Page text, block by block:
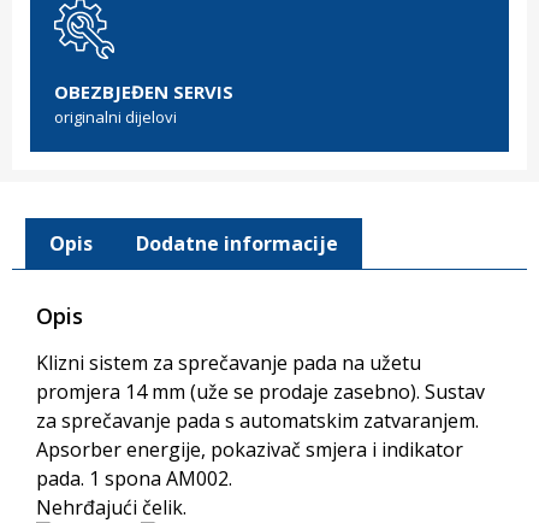
OBEZBJEĐEN SERVIS
originalni dijelovi
Opis Dodatne informacije
Opis
Klizni sistem za sprečavanje pada na užetu
promjera 14 mm (uže se prodaje zasebno). Sustav
za sprečavanje pada s automatskim zatvaranjem.
Apsorber energije, pokazivač smjera i indikator
pada. 1 spona AM002.
Nehrđajući čelik.